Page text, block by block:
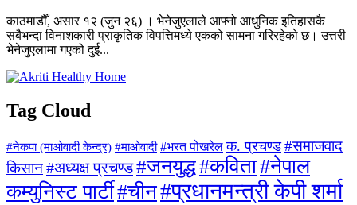
काठमाडौँ, असार १२ (जुन २६) । भेनेजुएलाले आफ्नो आधुनिक इतिहासकै
सबैभन्दा विनाशकारी प्राकृतिक विपत्तिमध्ये एकको सामना गरिरहेको छ। उत्तरी
भेनेजुएलामा गएको दुई...
Tag Cloud
#नेकपा (माओवादी केन्द्र) #माओवादी #भरत पोखरेल क. प्रचण्ड #समाजवाद
किसान#अध्यक्ष प्रचण्ड#जनयुद्ध#कविता#नेपाल
कम्युनिस्ट पार्टी#चीन#प्रधानमन्त्री केपी शर्मा